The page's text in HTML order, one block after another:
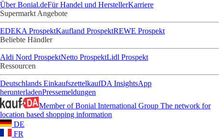
Über Bonial.deFür Handel und HerstellerKarriere
Supermarkt Angebote
EDEKA ProspektKaufland ProspektREWE Prospekt
Beliebte Händler
Aldi Nord ProspektNetto ProspektLidl Prospekt
Ressourcen
Deutschlands EinkaufszettelkaufDA InsightsApp
herunterladenPressemeldungen
Member of Bonial International Group The network for
location based shopping information
DE
FR